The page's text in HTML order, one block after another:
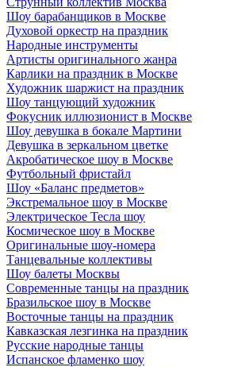
Шоу барабанщиков в Москве
Духовой оркестр на праздник
Народные инструменты
Артисты оригинального жанра
Карлики на праздник в Москве
Художник шаржист на праздник
Шоу танцующий художник
Фокусник иллюзионист в Москве
Шоу девушка в бокале Мартини
Девушка в зеркальном цветке
Акробатическое шоу в Москве
Футбольный фристайл
Шоу «Баланс предметов»
Экстремальное шоу в Москве
Электрическое Тесла шоу
Космическое шоу в Москве
Оригинальные шоу-номера
Танцевальные коллективы
Шоу балеты Москвы
Современные танцы на праздник
Бразильское шоу в Москве
Восточные танцы на праздник
Кавказская лезгинка на праздник
Русские народные танцы
Испанское фламенко шоу